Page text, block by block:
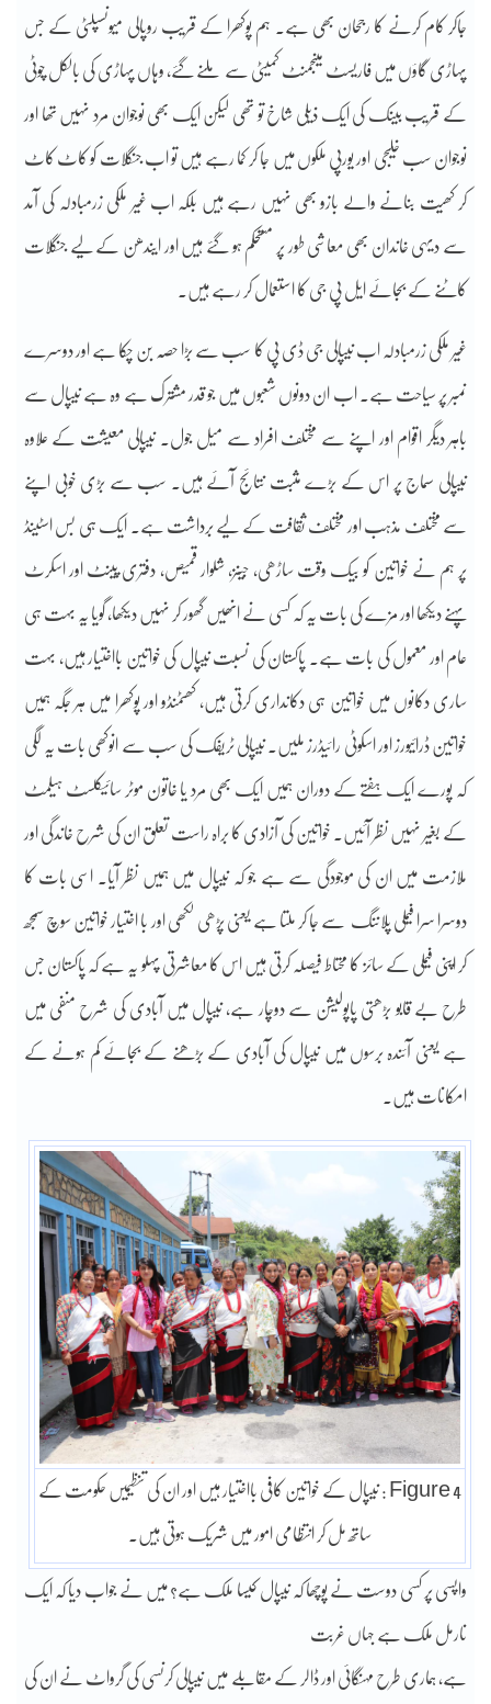
جاکر کام کرنے کا رجحان بھی ہے۔ ہم پوکھرا کے قریب روپالی میونسپلٹی کے جس
پہاڑی گاؤں میں فاریسٹ مینجمنٹ کمیٹی سے ملنے گئے، وہاں پہاڑی کی بالکل چوٹی
کے قریب بینک کی ایک ذیلی شاخ تو تھی لیکن ایک بھی نوجوان مرد نہیں تھا اور
نوجوان سب خلیجی اور یورپی ملکوں میں جا کر کما رہے ہیں تو اب جنگلات کو کاٹ کاٹ
کر کھیت بنانے والے بازو بھی نہیں رہے ہیں بلکہ اب غیر ملکی زرمبادلہ کی آمد
سے دیہی خاندان بھی معاشی طور پر مستحکم ہو گئے ہیں اور ایندھن کے لیے جنگلات
کاٹنے کے بجائے ایل پی جی کا استعمال کر رہے ہیں۔
غیر ملکی زرمبادلہ اب نیپالی جی ڈی پی کا سب سے بڑا حصہ بن چکا ہے اور دوسرے
نمبر پر سیاحت ہے۔ اب ان دونوں شعبوں میں جو قدر مشترک ہے وہ ہے نیپال سے
باہر دیگر اقوام اور اپنے سے مختلف افراد سے میل جول۔ نیپالی معیشت کے علاوہ
نیپالی سماج پر اس کے بڑے مثبت نتائج آئے ہیں۔ سب سے بڑی خوبی اپنے
سے مختلف مذہب اور مختلف ثقافت کے لیے برداشت ہے۔ ایک ہی بس اسٹینڈ
پر ہم نے خواتین کو بیک وقت ساڑھی، جینز، شلوار قمیص، دفتری پینٹ اور اسکرٹ
پہنے دیکھا اور مزے کی بات یہ کہ کسی نے انھیں گھور کر نہیں دیکھا، گویا یہ بہت ہی
عام اور معمول کی بات ہے۔ پاکستان کی نسبت نیپال کی خواتین بااختیار ہیں، بہت
ساری دکانوں میں خواتین ہی دکانداری کرتی ہیں، کھٹمنڈو اور پوکھرا میں ہر جگہ ہمیں
خواتین ڈرائیورز اور اسکوٹی رائیڈرز ملیں۔ نیپالی ٹریفک کی سب سے انوکھی بات یہ لگی
کہ پورے ایک ہفتے کے دوران ہمیں ایک بھی مرد یا خاتون موٹر سائیکلسٹ ہیلمٹ
کے بغیر نہیں نظر آئیں۔ خواتین کی آزادی کا براہ راست تعلق ان کی شرح خاندگی اور
ملازمت میں ان کی موجودگی سے ہے جو کہ نیپال میں ہمیں نظر آیا۔ اسی بات کا
دوسرا سرا فیملی پلاننگ سے جا کر ملتا ہے یعنی پڑھی لکھی اور با اختیار خواتین سوچ سمجھ
کر اپنی فیملی کے سائز کا محتاط فیصلہ کرتی ہیں اس کا معاشرتی پہلو یہ ہے کہ پاکستان جس
طرح بے قابو بڑھتی پاپولیشن سے دوچار ہے، نیپال میں آبادی کی شرح منفی میں
ہے یعنی آئندہ برسوں میں نیپال کی آبادی کے بڑھنے کے بجائے کم ہونے کے
امکانات ہیں۔
Figure 4 : نیپال کے خواتین کافی بااختیار ہیں اور ان کی تنظیمیں حکومت کے
ساتھ مل کر انتظامی امور میں شریک ہوتی ہیں۔
واپسی پر کسی دوست نے پوچھا کہ نیپال کیسا ملک ہے؟ میں نے جواب دیا کہ ایک
نارمل ملک ہے جہاں غربت
ہے، ہماری طرح مہنگائی اور ڈالر کے مقابلے میں نیپالی کرنسی کی گرواٹ نے ان کی